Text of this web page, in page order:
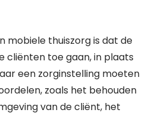
mobiele thuiszorg is dat de
cliënten toe gaan, in plaats
een zorginstelling moeten
zoals het behouden
van de cliënt, het